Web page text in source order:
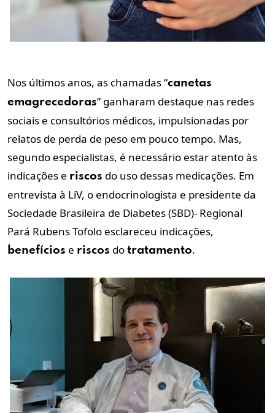
Nos últimos anos, as chamadas “canetas
emagrecedoras” ganharam destaque nas redes
sociais e consultórios médicos, impulsionadas por
relatos de perda de peso em pouco tempo. Mas,
segundo especialistas, é necessário estar atento às
indicações e riscos do uso dessas medicações. Em
entrevista à LiV, o endocrinologista e presidente da
Sociedade Brasileira de Diabetes (SBD)- Regional
Pará Rubens Tofolo esclareceu indicações,
benefícios e riscos do tratamento.